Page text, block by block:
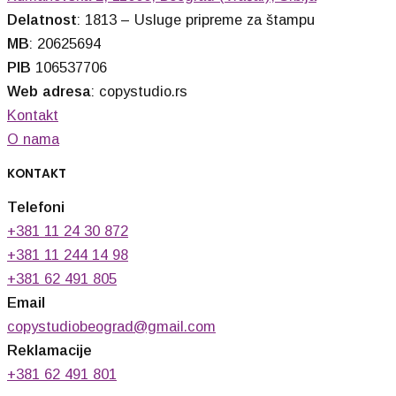
Delatnost: 1813 – Usluge pripreme za štampu
MB: 20625694
PIB 106537706
Web adresa: copystudio.rs
Kontakt
O nama
KONTAKT
Telefoni
+381 11 24 30 872
+381 11 244 14 98
+381 62 491 805
Email
copystudiobeograd@gmail.com
Reklamacije
+381 62 491 801